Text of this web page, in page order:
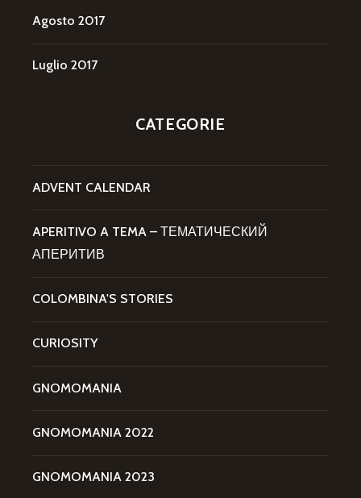
Agosto 2017
Luglio 2017
CATEGORIE
ADVENT CALENDAR
APERITIVO A TEMA – ТЕМАТИЧЕСКИЙ
АПЕРИТИВ
COLOMBINA'S STORIES
CURIOSITY
GNOMOMANIA
GNOMOMANIA 2022
GNOMOMANIA 2023